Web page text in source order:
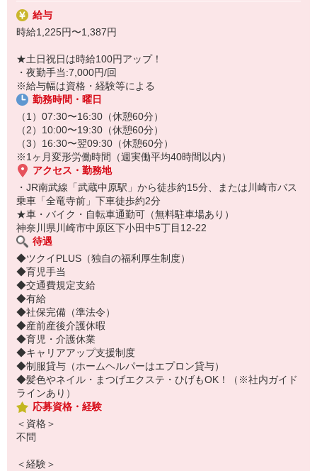
※2時間ごとの巡回
※定時連絡と報告など
認知症の高齢者が共同生活を営む中で、必要な支援・援助・サービ
スを提供します。少人数のユニット単位での共同生活により、認知
症の症状を和らげ、進行を緩やかにすることを目的としています。
アットホームな環境の中で、精神的な安定や自立支援を目指した寄
り添った介護を丁寧に行えるのが魅力です。
給与
時給1,225円〜1,387円
★土日祝日は時給100円アップ！
・夜勤手当:7,000円/回
※給与幅は資格・経験等による
勤務時間・曜日
（1）07:30〜16:30（休憩60分）
（2）10:00〜19:30（休憩60分）
（3）16:30〜翌09:30（休憩60分）
※1ヶ月変形労働時間（週実働平均40時間以内）
アクセス・勤務地
・JR南武線「武蔵中原駅」から徒歩約15分、または川崎市バス
乗車「全竜寺前」下車徒歩約2分
★車・バイク・自転車通勤可（無料駐車場あり）
神奈川県川崎市中原区下小田中5丁目12-22
待遇
◆ツクイPLUS（独自の福利厚生制度）
◆育児手当
◆交通費規定支給
◆有給
◆社保完備（準法令）
◆産前産後介護休暇
◆育児・介護休業
◆キャリアアップ支援制度
◆制服貸与（ホームヘルパーはエプロン貸与）
◆髪色やネイル・まつげエクステ・ひげもOK！（※社内ガイド
ラインあり）
応募資格・経験
＜資格＞
不問
＜経験＞